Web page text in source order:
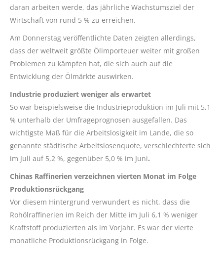
daran arbeiten werde, das jährliche Wachstumsziel der
Wirtschaft von rund 5 % zu erreichen.
Am Donnerstag veröffentlichte Daten zeigten allerdings,
dass der weltweit größte Ölimporteuer weiter mit großen
Problemen zu kämpfen hat, die sich auch auf die
Entwicklung der Ölmärkte auswirken.
Industrie produziert weniger als erwartet
So war beispielsweise die Industrieproduktion im Juli mit 5,1
% unterhalb der Umfrageprognosen ausgefallen. Das
wichtigste Maß für die Arbeitslosigkeit im Lande, die so
genannte städtische Arbeitslosenquote, verschlechterte sich
im Juli auf 5,2 %, gegenüber 5,0 % im Juni.
Chinas Raffinerien verzeichnen vierten Monat im Folge
Produktionsrückgang
Vor diesem Hintergrund verwundert es nicht, dass die
Rohölraffinerien im Reich der Mitte im Juli 6,1 % weniger
Kraftstoff produzierten als im Vorjahr. Es war der vierte
monatliche Produktionsrückgang in Folge.